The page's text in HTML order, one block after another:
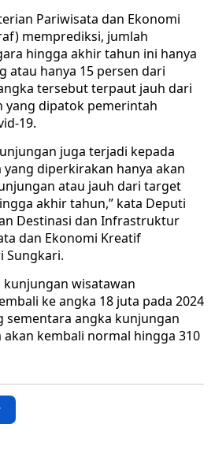
Pariwisata dan Ekonomi
memprediksi, jumlah
hingga akhir tahun ini hanya
atau hanya 15 persen dari
tersebut terpaut jauh dari
yang dipatok pemerintah
19.
juga terjadi kepada
diperkirakan hanya akan
atau jauh dari target
akhir tahun,” kata Deputi
Destinasi dan Infrastruktur
dan Ekonomi Kreatif
Sungkari.
wisatawan
ke angka 18 juta pada 2024
sementara angka kunjungan
kembali normal hingga 310